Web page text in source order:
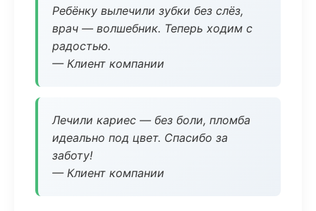
Ребёнку вылечили зубки без слёз,
врач — волшебник. Теперь ходим с
радостью.
— Клиент компании
Лечили кариес — без боли, пломба
идеально под цвет. Спасибо за
заботу!
— Клиент компании